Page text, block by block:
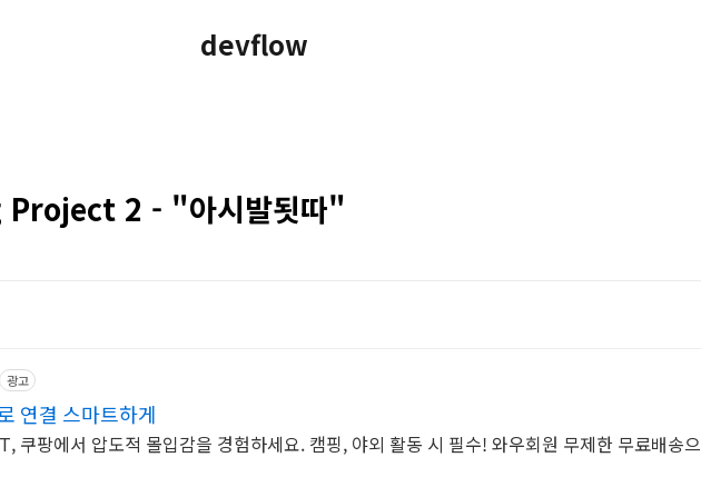
devflow
2 - "아시발됫따"
광고
연결 스마트하게
쿠팡에서 압도적 몰입감을 경험하세요. 캠핑, 야외 활동 시 필수! 와우회원 무제한 무료배송으